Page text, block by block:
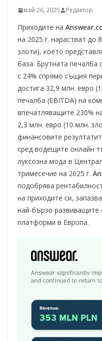
май 26, 2025 Редактор
Приходите на
на 2025 г. нарастват до
злоти), което
база. Брутната
с 24% спрямо същия
достига 32,9 млн. евро
печалба (EBITDA) на
впечатляващите 230%
2,3 млн. евро (10 млн.
финансовите
сред водещите онлайн
луксозна мода в
тримесечие на 2025 г.
подобрява
на приходите си,
най-бързо развиващите
платформи в Европа.